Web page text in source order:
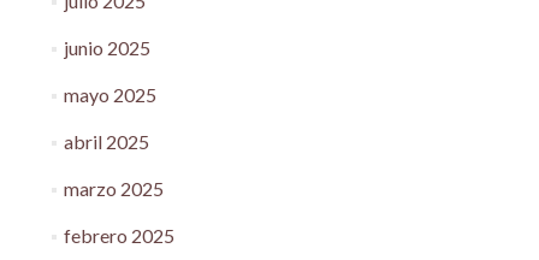
junio 2025
mayo 2025
abril 2025
marzo 2025
febrero 2025